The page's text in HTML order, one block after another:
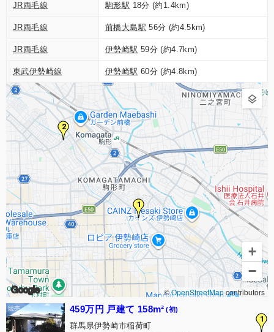
JR両毛線 駒形駅 18分 (約1.4km)
JR両毛線 前橋大島駅 56分 (約4.5km)
JR両毛線 伊勢崎駅 59分 (約4.7km)
東武伊勢崎線 伊勢崎駅 60分 (約4.8km)
1
2
Google
+
−
©OpenStreetMapcontributors
1
459万円 戸建て 158m² (初)
群馬県伊勢崎市稲荷町